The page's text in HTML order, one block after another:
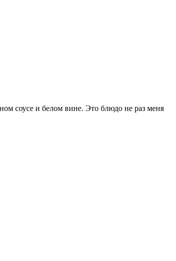
соусе и белом вине. Это блюдо не раз меня